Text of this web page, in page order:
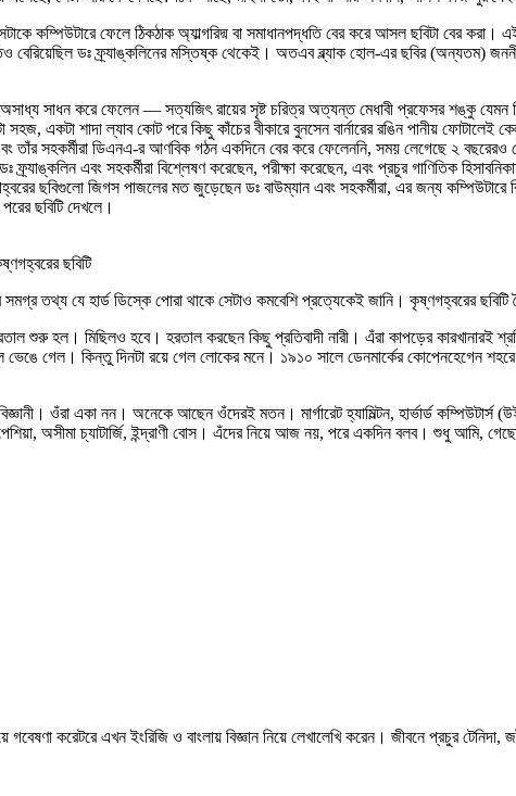
কম্পিউটারে ফেলে ঠিকঠাক অ্যাল্গরিদ্ম বা সমাধানপদ্ধতি বের করে আসল ছবিটা বের করা।
বেরিয়েছিল ডঃ ফ্র্যাঙ্কলিনের মস্তিষ্ক থেকেই। অতএব ব্ল্যাক হোল-এর ছবির (অন্যতম)
সাধন করে ফেলেন — সত্যজিৎ রায়ের সৃষ্ট চরিত্র অত্যন্ত মেধাবী প্রফেসর শঙ্কু
একটা শাদা ল্যাব কোট পরে কিছু কাঁচের বীকারে বুনসেন বার্নারের রঙিন পানীয়
তাঁর সহকর্মীরা ডিএনএ-র আণবিক গঠন একদিনে বের করে ফেলেননি, সময় লেগেছে ২
এবং সহকর্মীরা বিশ্লেষণ করেছেন, পরীক্ষা করেছেন, এবং প্রচুর গাণিতিক
ছবিগুলো জিগস পাজলের মত জুড়েছেন ডঃ বাউম্যান এবং সহকর্মীরা, এর জন্য কম্পিউটারে
ছবিটি দেখলে।
ছবিটি
তথ্য যে হার্ড ডিস্কে পোরা থাকে সেটাও কমবেশি প্রত্যেকেই জানি। কৃষ্ণগহ্বরের
শুরু হল। মিছিলও হবে। হরতাল করছেন কিছু প্রতিবাদী নারী। এঁরা কাপড়ের কারখানারই
গেল। কিন্তু দিনটা রয়ে গেল লোকের মনে। ১৯১০ সালে ডেনমার্কের কোপেনহেগেন শহরে
ওঁরা একা নন। অনেকে আছেন ওঁদেরই মতন। মার্গারেট হ্যামিল্টন, হার্ভার্ড কম্পিউটার্স
অসীমা চ্যাটার্জি, ইন্দ্রাণী বোস। এঁদের নিয়ে আজ নয়, পরে একদিন বলব। শুধু আমি,
করেটরে এখন ইংরিজি ও বাংলায় বিজ্ঞান নিয়ে লেখালেখি করেন। জীবনে প্রচুর টেনিদা,